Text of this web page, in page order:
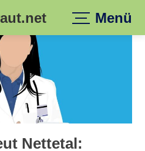
Menü
Nettetal: